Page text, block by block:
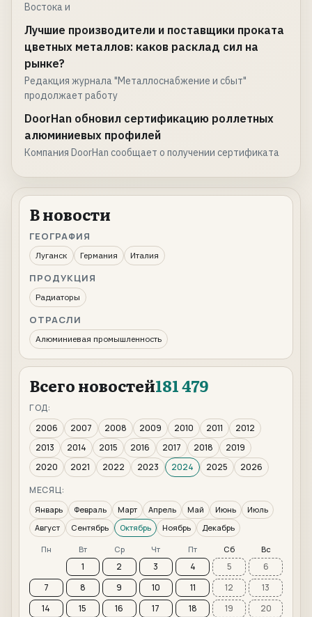
Востока и
Лучшие производители и поставщики проката
цветных металлов: каков расклад сил на
рынке?
Редакция журнала "Металлоснабжение и сбыт"
продолжает работу
DoorHan обновил сертификацию роллетных
алюминиевых профилей
Компания DoorHan сообщает о получении сертификата
В новости
ГЕОГРАФИЯ
Луганск Германия Италия
ПРОДУКЦИЯ
Радиаторы
ОТРАСЛИ
Алюминиевая промышленность
Всего новостей181 479
ГОД:
2006
2007 2008 2009 2010 2011
2012
2013
2014 2015 2016 2017 2018
2019
2020
2021 2022 2023 2024 2025
2026
МЕСЯЦ:
Январь Февраль Март Апрель Май Июнь
Июль
Август
Сентябрь Октябрь Ноябрь Декабрь
Пн Вт Ср Чт Пт Сб Вс
1 2 3 4 5
6
7
8 9 10 11 12
13
14
15 16 17 18 19
20